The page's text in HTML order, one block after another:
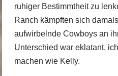
ruhiger Bestimmtheit zu
Ranch kämpften sich
aufwirbelnde Cowboys an
Unterschied war eklatant,
machen wie Kelly.